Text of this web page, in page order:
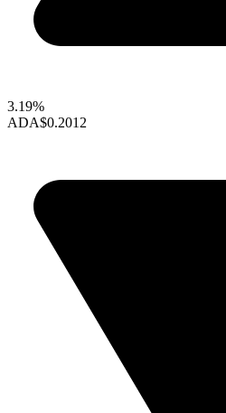
3.19%
ADA$0.2012